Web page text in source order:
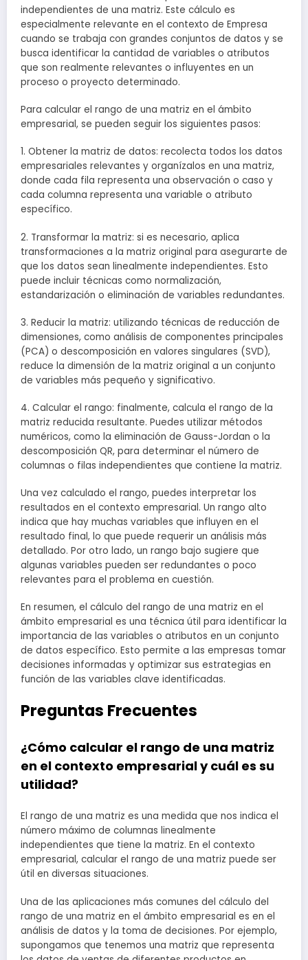
independientes de una matriz. Este cálculo es
especialmente relevante en el contexto de Empresa
cuando se trabaja con grandes conjuntos de datos y se
busca identificar la cantidad de variables o atributos
que son realmente relevantes o influyentes en un
proceso o proyecto determinado.
Para calcular el rango de una matriz en el ámbito
empresarial, se pueden seguir los siguientes pasos:
1. Obtener la matriz de datos: recolecta todos los datos
empresariales relevantes y organízalos en una matriz,
donde cada fila representa una observación o caso y
cada columna representa una variable o atributo
específico.
2. Transformar la matriz: si es necesario, aplica
transformaciones a la matriz original para asegurarte de
que los datos sean linealmente independientes. Esto
puede incluir técnicas como normalización,
estandarización o eliminación de variables redundantes.
3. Reducir la matriz: utilizando técnicas de reducción de
dimensiones, como análisis de componentes principales
(PCA) o descomposición en valores singulares (SVD),
reduce la dimensión de la matriz original a un conjunto
de variables más pequeño y significativo.
4. Calcular el rango: finalmente, calcula el rango de la
matriz reducida resultante. Puedes utilizar métodos
numéricos, como la eliminación de Gauss-Jordan o la
descomposición QR, para determinar el número de
columnas o filas independientes que contiene la matriz.
Una vez calculado el rango, puedes interpretar los
resultados en el contexto empresarial. Un rango alto
indica que hay muchas variables que influyen en el
resultado final, lo que puede requerir un análisis más
detallado. Por otro lado, un rango bajo sugiere que
algunas variables pueden ser redundantes o poco
relevantes para el problema en cuestión.
En resumen, el cálculo del rango de una matriz en el
ámbito empresarial es una técnica útil para identificar la
importancia de las variables o atributos en un conjunto
de datos específico. Esto permite a las empresas tomar
decisiones informadas y optimizar sus estrategias en
función de las variables clave identificadas.
Preguntas Frecuentes
¿Cómo calcular el rango de una matriz
en el contexto empresarial y cuál es su
utilidad?
El rango de una matriz es una medida que nos indica el
número máximo de columnas linealmente
independientes que tiene la matriz. En el contexto
empresarial, calcular el rango de una matriz puede ser
útil en diversas situaciones.
Una de las aplicaciones más comunes del cálculo del
rango de una matriz en el ámbito empresarial es en el
análisis de datos y la toma de decisiones. Por ejemplo,
supongamos que tenemos una matriz que representa